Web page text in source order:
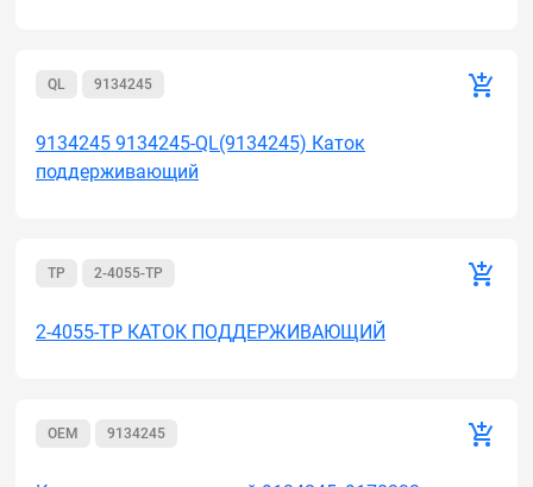
QL 9134245
9134245 9134245-QL(9134245) Каток
поддерживающий
TP 2-4055-TP
2-4055-TP КАТОК ПОДДЕРЖИВАЮЩИЙ
OEM 9134245